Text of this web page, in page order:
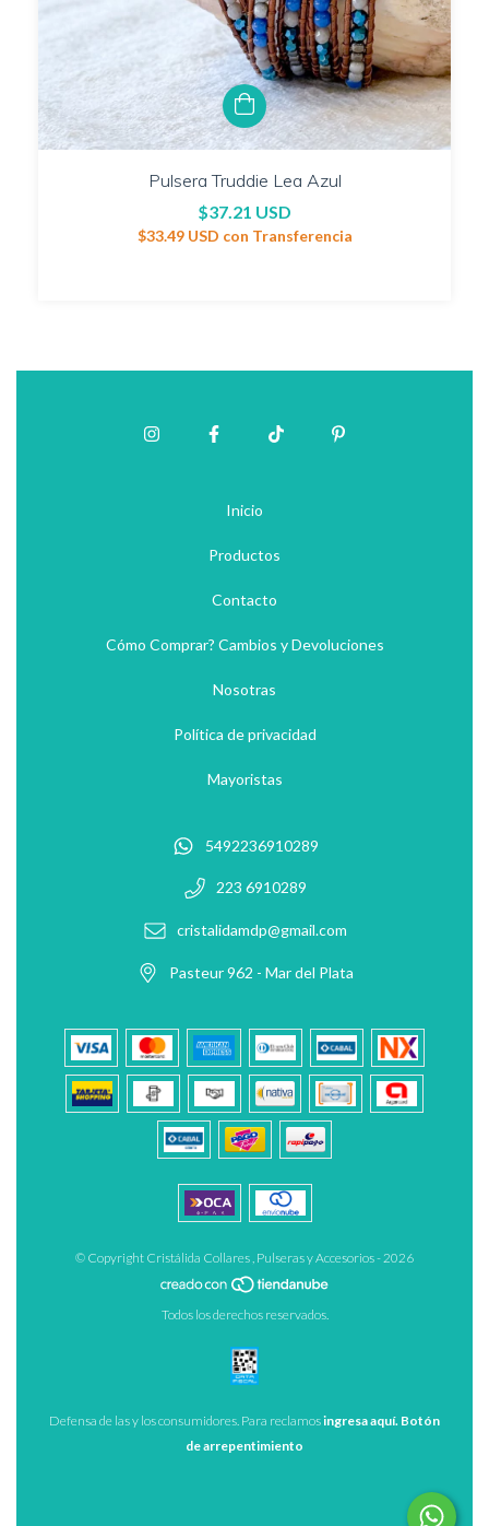
Pulsera Truddie Lea Azul
$37.21 USD
$33.49 USD con Transferencia
Inicio
Productos
Contacto
Cómo Comprar? Cambios y Devoluciones
Nosotras
Política de privacidad
Mayoristas
5492236910289
223 6910289
cristalidamdp@gmail.com
Pasteur 962 - Mar del Plata
© Copyright Cristálida Collares , Pulseras y Accesorios - 2026
Todos los derechos reservados.
Defensa de las y los consumidores. Para reclamosingresa aquí. Botón
de arrepentimiento